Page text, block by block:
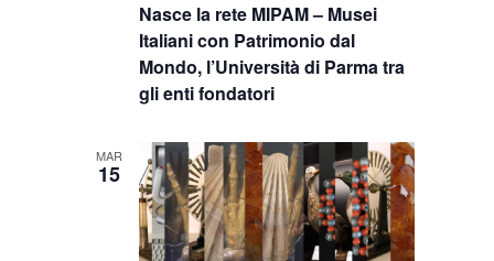
Nasce la rete MIPAM – Musei
Italiani con Patrimonio dal
Mondo, l’Università di Parma tra
gli enti fondatori
MAR
15